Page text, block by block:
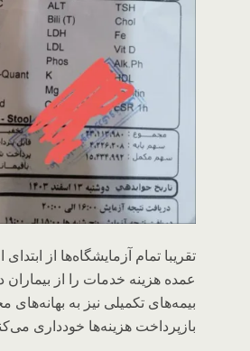
تقریبا تمام آزمایشگاه‌ها از
عمده هزینه خدمات را از
بیمه‌های تکمیلی نیز به بهانه‌های
بازپرداخت هزینه‌ها خودداری